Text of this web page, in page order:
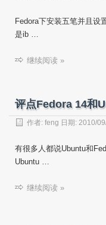
Fedora下安装五笔并且设
是ib …
继续阅读 »
评点Fedora 14和
作者: feng 日期: 2010/
有很多人都说Ubuntu和
Ubuntu …
继续阅读 »